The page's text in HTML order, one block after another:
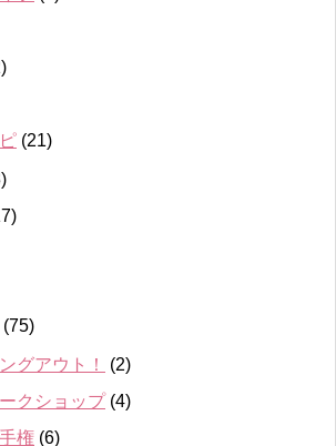
(21)
(75)
グアウト！
(2)
クショップ(4)
権 (6)